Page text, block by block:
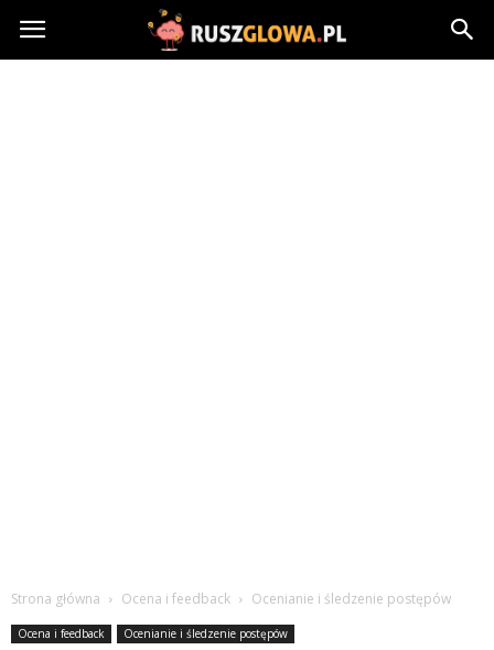
Ruszglowa.pl
Strona główna Ocena i feedback Ocenianie i śledzenie postępów
Ocena i feedback Ocenianie i śledzenie postępów